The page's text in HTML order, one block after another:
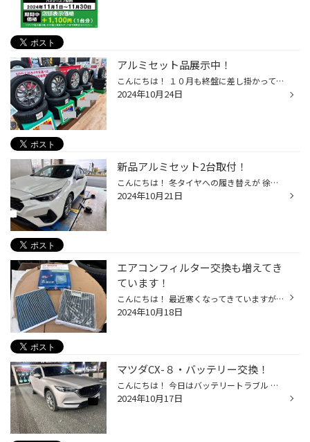
アルミセット品展示中！
こんにちは！ １０月も終盤に差し掛かってきましたね！ 今日は店内入って正面にある 展示品をご紹介！ 軽自動車用の BLIZZAK VRX3とVRX2の 即お持ち帰りOKのアルミセット品を 展示中です！ 在庫の数量にも限りがある為、 数量限定の早い者勝ちです！ まだ冬タイヤのご準備で お悩み中の方は、 ぜひ...
2024年10月24日
新品アルミセット2台取付！
こんにちは！ 冬タイヤへの履き替えが 徐々に増えてきました！ 今日は新品アルミセットの取り付けを 2台分ご紹介！ スバル・インプレッサ BLIZZAK VRX3 + トップラン KR10 トヨタ・ヤリスクロス BLIZZAK VRX3 + バルミナ TR10 MB どちらも白のおクルマですが、 ホイール１つで印象も変わって オシャ...
2024年10月21日
エアコンフィルター交換も増えてき
ています！
こんにちは！ 最近寒くなってきていますが、 もう少しで暖房が活躍の時期に なるかと思います。 その際、 愛車のエアコンフィルター・・・ 気になりませんか？？ 目に見えるゴミやホコリを とってくれるだけでなく、 ニオイまでも吸収してくれます！ 車内をクリーンに保つ 重要な役割を担う エアコ...
2024年10月18日
マツダCX-８・バッテリー交換！
こんにちは！ 今日はバッテリートラブル ＆ 交換のお話です。 CX-8のお客様、 お出かけ先での バッテリー上がりのご相談を ご連絡頂き、ロードサービスご使用後に ご来店頂きました！ バッテリーの状態を確認させて頂くと・・・ 新車時から約３年経過しているとのこと！ ちょうどバッテリーの劣化に...
2024年10月17日